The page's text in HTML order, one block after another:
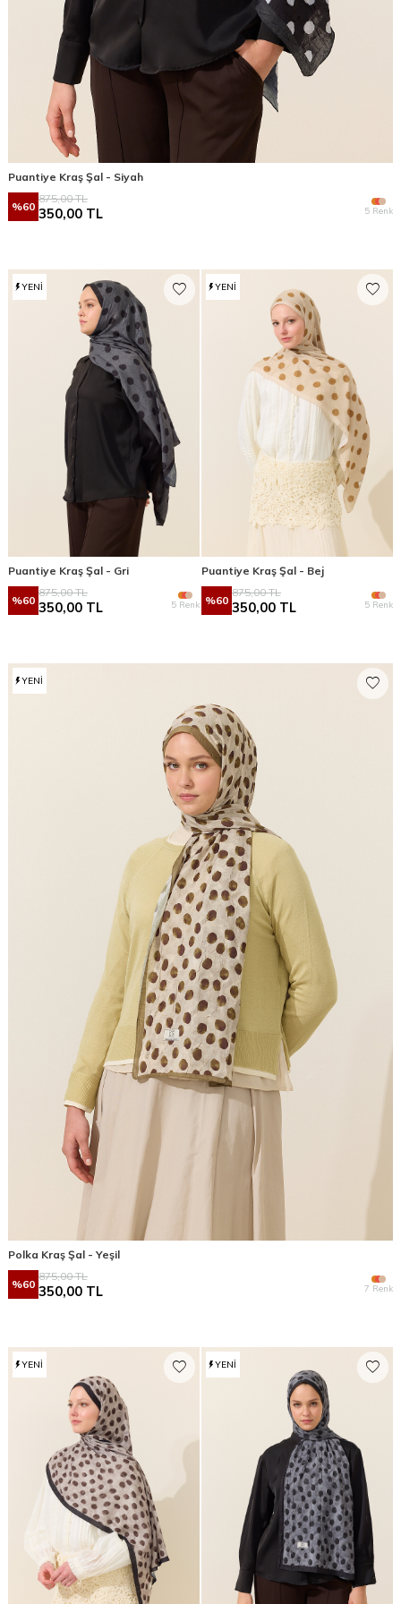
Puantiye Kraş Şal - Siyah
%60
875,00TL
350,00 TL 5 Renk
YENI
Puantiye Kraş Şal - Gri
%60
875,00TL
350,00 TL 5 Renk
YENI
Puantiye Kraş Şal - Bej
%60
875,00TL
350,00 TL 5 Renk
YENI
Polka Kraş Şal - Yeşil
%60
875,00TL
350,00 TL 7 Renk
YENI YENI